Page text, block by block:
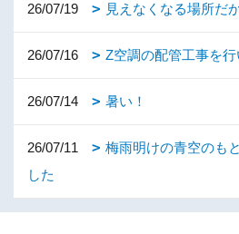
26/07/19 見えなくなる場所だ
26/07/16 Z空調の配管工事を行
26/07/14 暑い！
26/07/11
梅雨明けの青空のも
した